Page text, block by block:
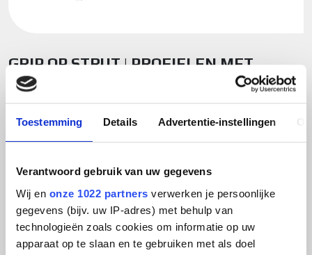
Toestemming Details Advertentie-instellingen
Verantwoord gebruik van uw gegevens
Wij en onze 1022 partners verwerken je persoonlijke
gegevens (bijv. uw IP-adres) met behulp van
technologieën zoals cookies om informatie op uw
apparaat op te slaan en te gebruiken met als doel
GRIP OP STRUT | PROFIELEN MET
VERTANDING
De vertanding voorkomt dat de glijmoerenverdraaienofwegglijden
zodra ze zijn vastgezet. Dit is vooral nuttig bij toepassingen waar stabiliteit
robotarmen, of transportrails).
Snellere en eenvoudigere montage
De vertanding biedt houvast voor glijmoeren, zodat ze makkelijker te
positioneren zijn en minder snel verschuiven bij het vastdraaien. Dit